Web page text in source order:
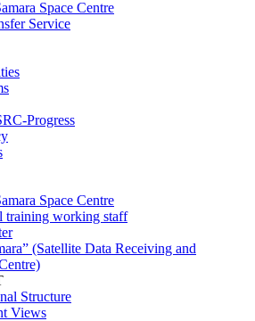
Space Centre
Service
Progress
Space Centre
training working staff
(Satellite Data Receiving and
Structure
Views